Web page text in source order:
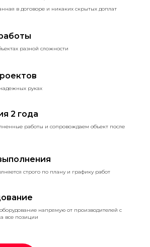
в договоре и никаких скрытых доплат
разной сложности
руках
2 года
работы и сопровождаем объект после
строго по плану и графику работ
напрямую от производителей с
все позиции